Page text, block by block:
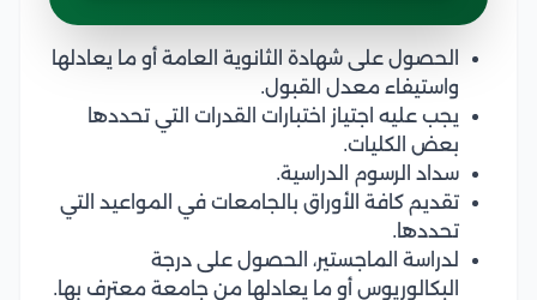
الحصول على شهادة الثانوية العامة أو ما يعادلها
واستيفاء معدل القبول.
يجب عليه اجتياز اختبارات القدرات التي تحددها
بعض الكليات.
سداد الرسوم الدراسية.
تقديم كافة الأوراق بالجامعات في المواعيد التي
تحددها.
لدراسة الماجستير، الحصول على درجة
البكالوريوس أو ما يعادلها من جامعة معترف بها.